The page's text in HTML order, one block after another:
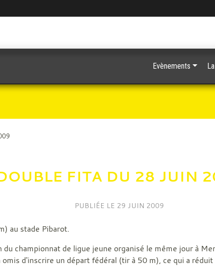
FITA DU 28 JUIN
PUBLIÉE LE 29 JUIN 2009
au stade Pibarot.
championnat de ligue jeune organisé le même jour à
d'inscrire un départ fédéral (tir à 50 m), ce qui a réduit
Evènements